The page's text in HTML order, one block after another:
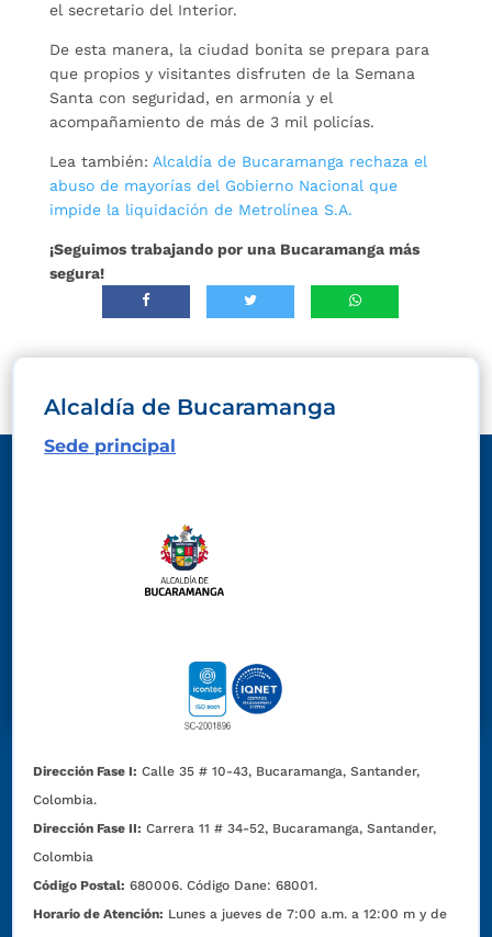
el secretario del Interior.
De esta manera, la ciudad bonita se prepara para
que propios y visitantes disfruten de la Semana
Santa con seguridad, en armonía y el
acompañamiento de más de 3 mil policías.
Lea también: Alcaldía de Bucaramanga rechaza el
abuso de mayorías del Gobierno Nacional que
impide la liquidación de Metrolínea S.A.
¡Seguimos trabajando por una Bucaramanga más
segura!
Alcaldía de Bucaramanga
Sede principal
Dirección Fase I: Calle 35 # 10-43, Bucaramanga, Santander,
Colombia.
Dirección Fase II: Carrera 11 # 34-52, Bucaramanga, Santander,
Colombia
Código Postal: 680006. Código Dane: 68001.
Horario de Atención: Lunes a jueves de 7:00 a.m. a 12:00 m y de